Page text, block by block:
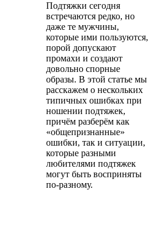
Подтяжки сегодня
встречаются редко, но
даже те мужчины,
которые ими пользуются,
порой допускают
промахи и создают
довольно спорные
образы. В этой статье мы
расскажем о нескольких
типичных ошибках при
ношении подтяжек,
причём разберём как
«общепризнанные»
ошибки, так и ситуации,
которые разными
любителями подтяжек
могут быть восприняты
по-разному.